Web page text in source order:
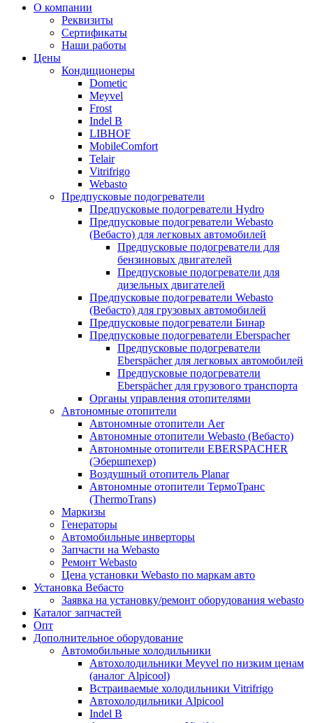
вверх
О компании
Реквизиты
Сертификаты
Наши работы
Цены
Кондиционеры
Dometic
Meyvel
Frost
Indel B
LIBHOF
MobileComfort
Telair
Vitrifrigo
Webasto
Предпусковые подогреватели
Предпусковые подогреватели Hydro
Предпусковые подогреватели Webasto
(Вебасто) для легковых автомобилей
Предпусковые подогреватели для
бензиновых двигателей
Предпусковые подогреватели для
дизельных двигателей
Предпусковые подогреватели Webasto
(Вебасто) для грузовых автомобилей
Предпусковые подогреватели Бинар
Предпусковые подогреватели Eberspacher
Предпусковые подогреватели
Eberspächer для легковых автомобилей
Предпусковые подогреватели
Eberspächer для грузового транспорта
Органы управления отопителями
Автономные отопители
Автономные отопители Аer
Автономные отопители Webasto (Вебасто)
Автономные отопители EBERSPACHER
(Эбершпехер)
Воздушный отопитель Planar
Автономные отопители ТермоТранс
(ThermoTrans)
Маркизы
Генераторы
Автомобильные инверторы
Запчасти на Webasto
Ремонт Webasto
Цена установки Webasto по маркам авто
Установка Вебасто
Заявка на установку/ремонт оборудования webasto
Каталог запчастей
Опт
Дополнительное оборудование
Автомобильные холодильники
Автохолодильники Meyvel по низким ценам
(аналог Alpicool)
Встраиваемые холодильники Vitrifrigo
Автохолодильники Alpicool
Indel B